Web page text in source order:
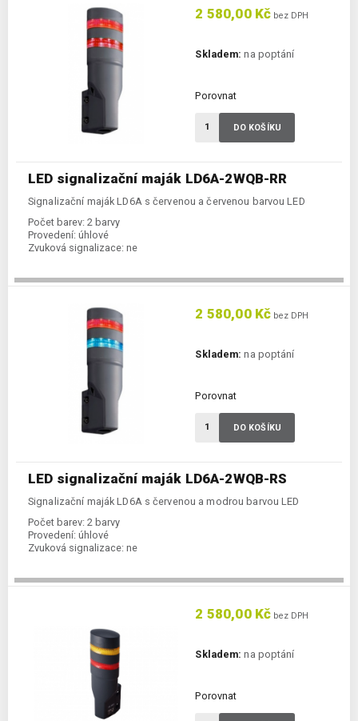
LED signalizační maják LD6A-2WQB-RR
Signalizační maják LD6A s červenou a červenou barvou LED
Počet barev: 2 barvy
Provedení: úhlové
Zvuková signalizace: ne
2 580,00 Kč bez DPH
Skladem: na poptání
Porovnat
DO KOŠÍKU
LED signalizační maják LD6A-2WQB-RS
Signalizační maják LD6A s červenou a modrou barvou LED
Počet barev: 2 barvy
Provedení: úhlové
Zvuková signalizace: ne
2 580,00 Kč bez DPH
Skladem: na poptání
Porovnat
DO KOŠÍKU
2 580,00 Kč bez DPH
Skladem: na poptání
Porovnat